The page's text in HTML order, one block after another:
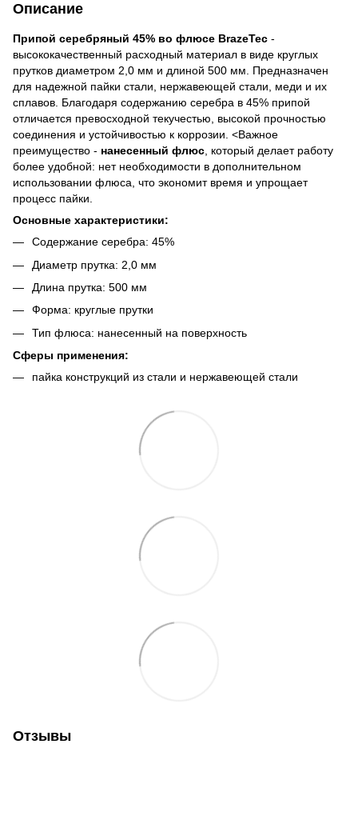
Описание
Припой серебряный 45% во флюсе BrazeTec -
высококачественный расходный материал в виде круглых
прутков диаметром 2,0 мм и длиной 500 мм. Предназначен
для надежной пайки стали, нержавеющей стали, меди и их
сплавов. Благодаря содержанию серебра в 45% припой
отличается превосходной текучестью, высокой прочностью
соединения и устойчивостью к коррозии. <Важное
преимущество - нанесенный флюс, который делает работу
более удобной: нет необходимости в дополнительном
использовании флюса, что экономит время и упрощает
процесс пайки.
Основные характеристики:
Содержание серебра: 45%
Диаметр прутка: 2,0 мм
Длина прутка: 500 мм
Форма: круглые прутки
Тип флюса: нанесенный на поверхность
Сферы применения:
пайка конструкций из стали и нержавеющей стали
Отзывы